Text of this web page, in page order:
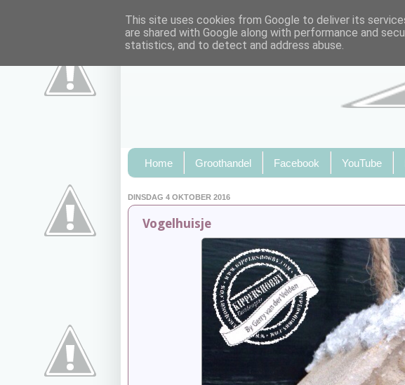
Home Groothandel Facebook YouTube
DINSDAG 4 OKTOBER 2016
Vogelhuisje
This site uses cookies from Google to deliver its
are shared with Google along with performance and
statistics, and to detect and address abuse.